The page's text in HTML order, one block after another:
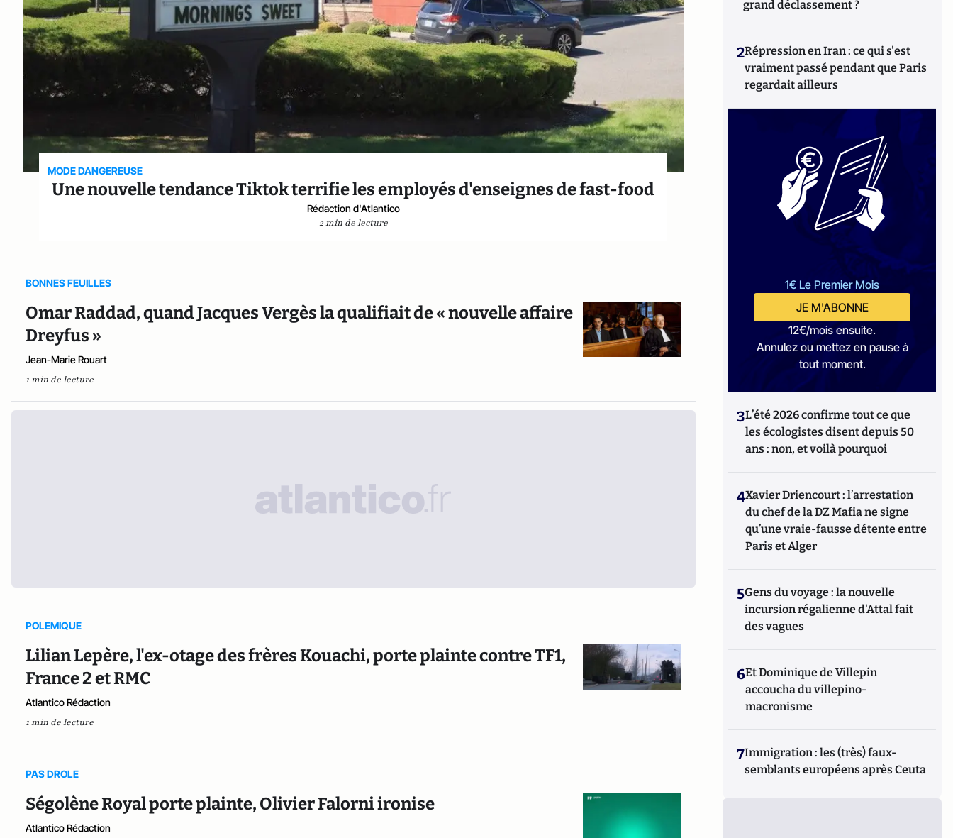
MODE DANGEREUSE
Une nouvelle tendance Tiktok terrifie les employés d'enseignes de fast-food
Rédaction d'Atlantico
2 min de lecture
BONNES FEUILLES
Omar Raddad, quand Jacques Vergès la qualifiait de « nouvelle affaire
Dreyfus »
Jean-Marie Rouart
1 min de lecture
POLEMIQUE
Lilian Lepère, l'ex-otage des frères Kouachi, porte plainte contre TF1,
France 2 et RMC
Atlantico Rédaction
1 min de lecture
PAS DROLE
Ségolène Royal porte plainte, Olivier Falorni ironise
Atlantico Rédaction
grand déclassement ?
2Répression en Iran : ce qui s'est
vraiment passé pendant que Paris
regardait ailleurs
1€ Le Premier Mois
JE M'ABONNE
12€/mois ensuite.
Annulez ou mettez en pause à
tout moment.
3L’été 2026 confirme tout ce que
les écologistes disent depuis 50
ans : non, et voilà pourquoi
4Xavier Driencourt : l’arrestation
du chef de la DZ Mafia ne signe
qu’une vraie-fausse détente entre
Paris et Alger
5Gens du voyage : la nouvelle
incursion régalienne d'Attal fait
des vagues
6Et Dominique de Villepin
accoucha du villepino-
macronisme
7Immigration : les (très) faux-
semblants européens après Ceuta